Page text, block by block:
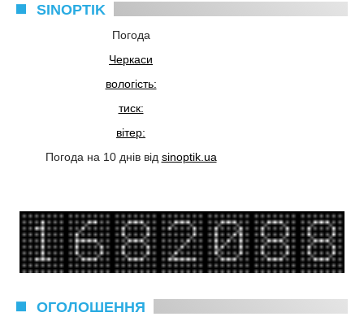
SINOPTIK
Погода
Черкаси
вологість:
тиск:
вітер:
Погода на 10 днів від sinoptik.ua
ОГОЛОШЕННЯ